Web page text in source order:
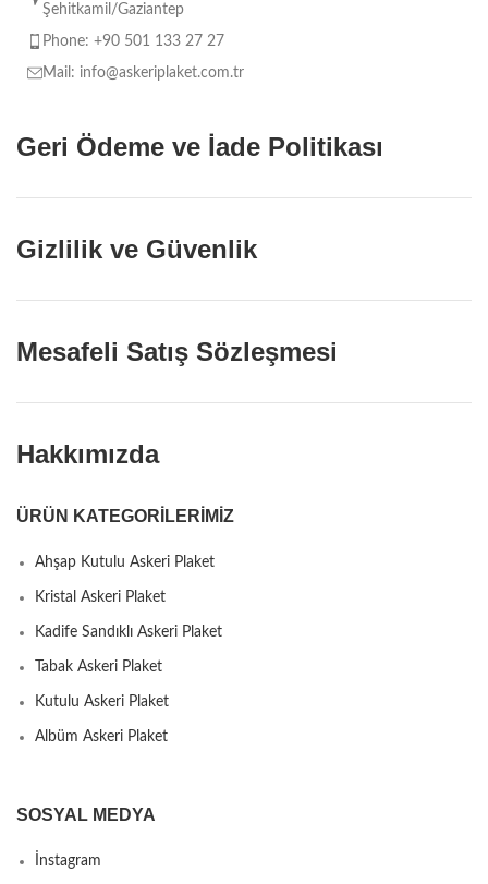
Şehitkamil/Gaziantep
Phone: +90 501 133 27 27
Mail: info@askeriplaket.com.tr
Geri Ödeme ve İade Politikası
Gizlilik ve Güvenlik
Mesafeli Satış Sözleşmesi
Hakkımızda
ÜRÜN KATEGORILERIMIZ
Ahşap Kutulu Askeri Plaket
Kristal Askeri Plaket
Kadife Sandıklı Askeri Plaket
Tabak Askeri Plaket
Kutulu Askeri Plaket
Albüm Askeri Plaket
SOSYAL MEDYA
İnstagram